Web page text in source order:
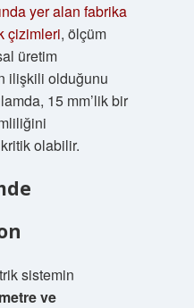
yer alan fabrika
çizimleri, ölçüm
üretim
ilişkili olduğunu
15 mm’lik bir
olabilir.
sistemin
ve